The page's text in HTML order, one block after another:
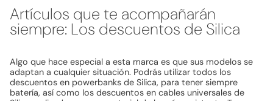
Artículos que te acompañarán
siempre: Los descuentos de Silica
Algo que hace especial a esta marca es que sus modelos se
adaptan a cualquier situación. Podrás utilizar todos los
descuentos en powerbanks de Silica, para tener siempre
batería, así como los descuentos en cables universales de